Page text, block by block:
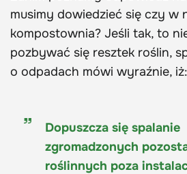
musimy dowiedzieć się czy w
kompostownia? Jeśli tak, to
pozbywać się resztek roślin,
o odpadach mówi wyraźnie, iż:
Dopuszcza się spalanie
zgromadzonych
roślinnych poza